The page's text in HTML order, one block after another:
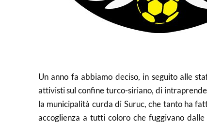
Un anno fa abbiamo deciso, in seguito alle
attivisti sul confine turco-siriano, di
la municipalità curda di Suruc, che tanto ha
accoglienza a tutti coloro che fuggivano